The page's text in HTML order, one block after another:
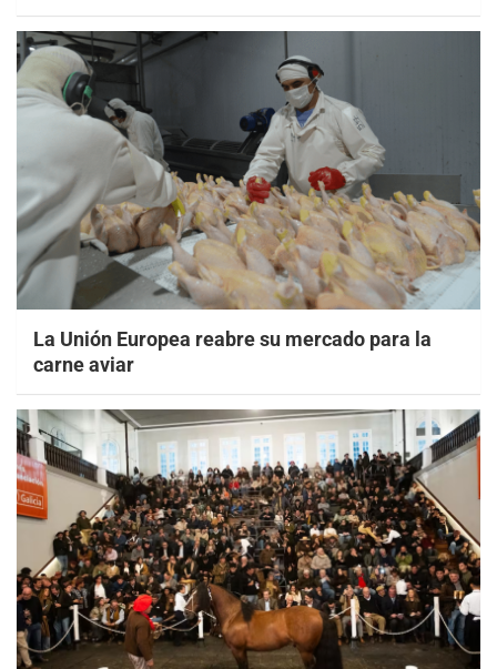
La Unión Europea reabre su mercado para la
carne aviar